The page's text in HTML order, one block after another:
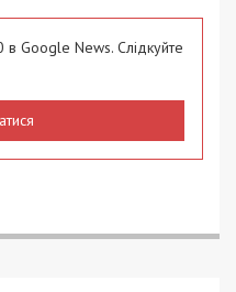
Google News. Слідкуйте